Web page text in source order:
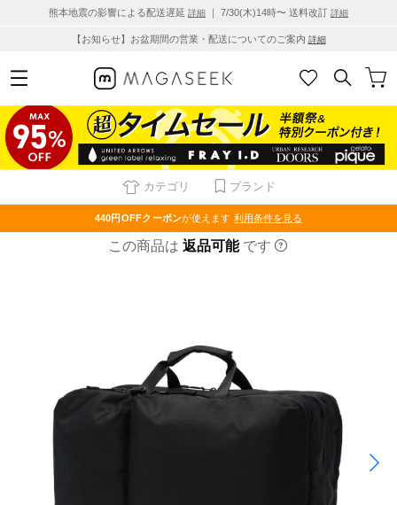
熊本地震の影響による配送遅延 詳細 ｜ 7/30(木)14時〜 送料改訂 詳細
【お知らせ】お盆期間の営業・配送についてのご案内 詳細
カテゴリ ブランド
440円OFFクーポンが使えます 利用条件を見る
この商品は 返品可能 です